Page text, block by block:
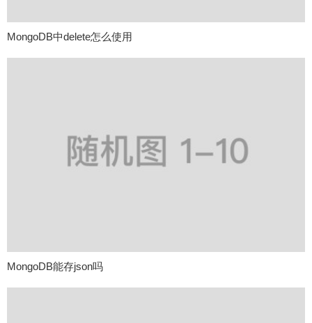
MongoDB中delete怎么使用
MongoDB能存json吗